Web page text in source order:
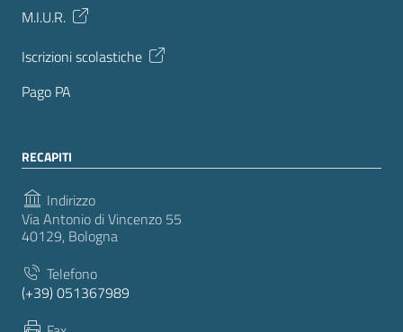
M.I.U.R.
Iscrizioni scolastiche
Pago PA
RECAPITI
Indirizzo
Via Antonio di Vincenzo 55
40129, Bologna
Telefono
(+39) 051367989